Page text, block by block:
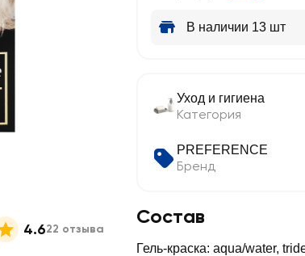
В наличии 13 шт
Уход и гигиена
Категория
PREFERENCE
Бренд
Состав
Гель-краска: aqua/water,
4.622 отзыва